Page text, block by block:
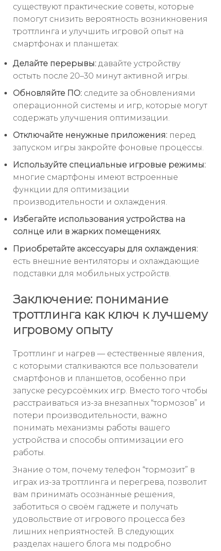
существуют практические советы, которые
помогут снизить вероятность возникновения
троттлинга и улучшить игровой опыт на
смартфонах и планшетах:
Делайте перерывы: давайте устройству
остыть после 20–30 минут активной игры.
Обновляйте ПО: следите за обновлениями
операционной системы и игр, которые могут
содержать улучшения оптимизации.
Отключайте ненужные приложения: перед
запуском игры закройте фоновые процессы.
Используйте специальные игровые режимы:
многие смартфоны имеют встроенные
функции для оптимизации
производительности и охлаждения.
Избегайте использования устройства на
солнце или в жарких помещениях.
Приобретайте аксессуары для охлаждения:
есть внешние вентиляторы и охлаждающие
подставки для мобильных устройств.
Заключение: понимание
троттлинга как ключ к лучшему
игровому опыту
Троттлинг и нагрев — естественные явления,
с которыми сталкиваются все пользователи
смартфонов и планшетов, особенно при
запуске ресурсоёмких игр. Вместо того чтобы
расстраиваться из-за внезапных “тормозов” и
потери производительности, важно
понимать механизмы работы вашего
устройства и способы оптимизации его
работы.
Знание о том, почему телефон “тормозит” в
играх из-за троттлинга и перегрева, позволит
вам принимать осознанные решения,
заботиться о своём гаджете и получать
удовольствие от игрового процесса без
лишних неприятностей. В следующих
разделах нашего блога мы подробно